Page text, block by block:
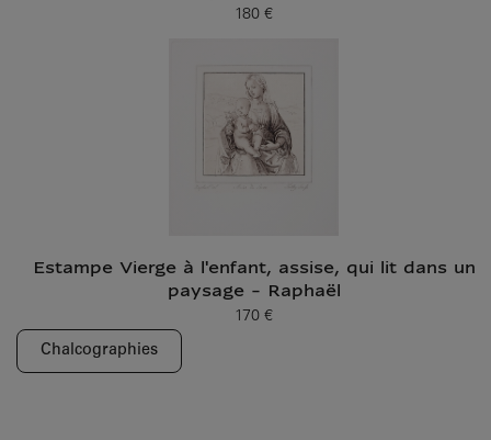
Prix ​​actuel
180 €
Estampe Vierge à l'enfant, assise, qui lit dans un
paysage - Raphaël
Prix ​​actuel
170 €
Chalcographies